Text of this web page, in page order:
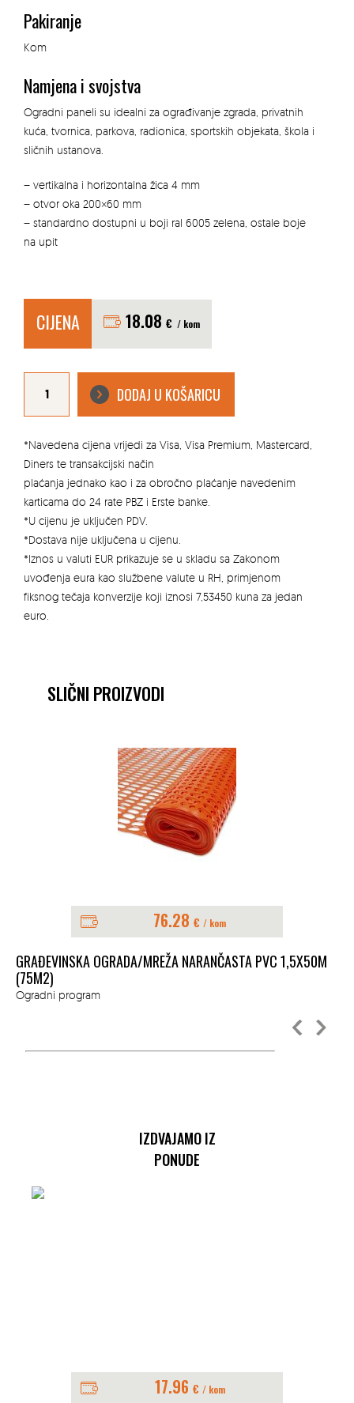
Pakiranje
Kom
Namjena i svojstva
Ogradni paneli su idealni za ograđivanje zgrada, privatnih
kuća, tvornica, parkova, radionica, sportskih objekata, škola i
sličnih ustanova.
– vertikalna i horizontalna žica 4 mm
– otvor oka 200×60 mm
– standardno dostupni u boji ral 6005 zelena, ostale boje
na upit
CIJENA 18.08 € / kom
OGRADNI
PLUTON
1.03M
količina
DODAJ U KOŠARICU
*Navedena cijena vrijedi za Visa, Visa Premium, Mastercard,
Diners te transakcijski način
plaćanja jednako kao i za obročno plaćanje navedenim
karticama do 24 rate PBZ i Erste banke.
*U cijenu je uključen PDV.
*Dostava nije uključena u cijenu.
*Iznos u valuti EUR prikazuje se u skladu sa Zakonom
uvođenja eura kao službene valute u RH, primjenom
fiksnog tečaja konverzije koji iznosi 7,53450 kuna za jedan
euro.
SLIČNI PROIZVODI
76.28 € / kom
GRAĐEVINSKA OGRADA/MREŽA NARANČASTA PVC 1,5X50M
(75M2)
Ogradni program
IZDVAJAMO IZ
PONUDE
17.96 € / kom